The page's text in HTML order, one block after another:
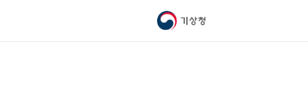
기상청